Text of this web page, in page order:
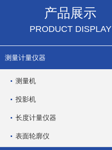
产品展示
PRODUCT DISPLAY
测量计量仪器
测量机
投影机
长度计量仪器
表面轮廓仪